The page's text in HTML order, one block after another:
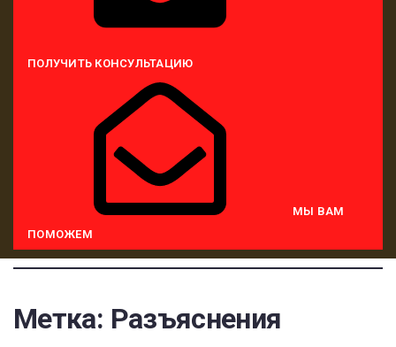
ПОЛУЧИТЬ КОНСУЛЬТАЦИЮ
МЫ ВАМ
ПОМОЖЕМ
Метка: Разъяснения